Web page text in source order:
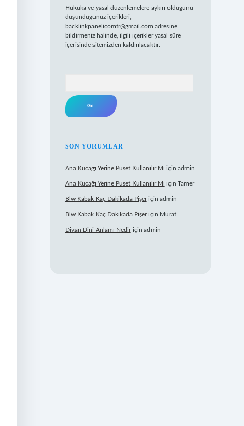
Hukuka ve yasal düzenlemelere aykırı olduğunu
düşündüğünüz içerikleri,
backlinkpanelicomtr@gmail.com adresine
bildirmeniz halinde, ilgili içerikler yasal süre
içerisinde sitemizden kaldırılacaktır.
SON YORUMLAR
Ana Kucağı Yerine Puset Kullanılır Mı için admin
Ana Kucağı Yerine Puset Kullanılır Mı için Tamer
Blw Kabak Kaç Dakikada Pişeriçin admin
Blw Kabak Kaç Dakikada Pişeriçin Murat
Divan Dini Anlamı Nediriçin admin